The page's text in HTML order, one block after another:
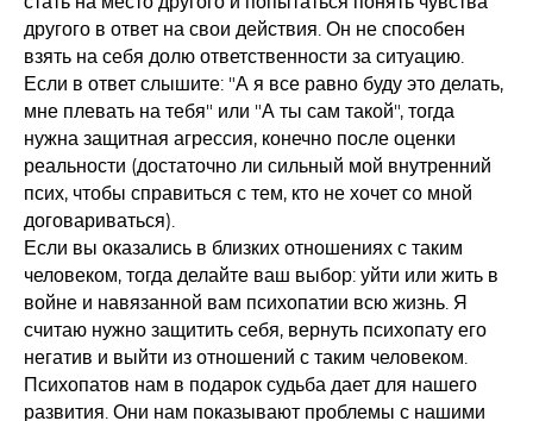
другого в ответ на свои действия. Он не способен
взять на себя долю ответственности за ситуацию.
Если в ответ слышите: "А я все равно буду это делать,
мне плевать на тебя" или "А ты сам такой", тогда
нужна защитная агрессия, конечно после оценки
реальности (достаточно ли сильный мой внутренний
псих, чтобы справиться с тем, кто не хочет со мной
договариваться).
Если вы оказались в близких отношениях с таким
человеком, тогда делайте ваш выбор: уйти или жить в
войне и навязанной вам психопатии всю жизнь. Я
считаю нужно защитить себя, вернуть психопату его
негатив и выйти из отношений с таким человеком.
Психопатов нам в подарок судьба дает для нашего
развития. Они нам показывают проблемы с нашими